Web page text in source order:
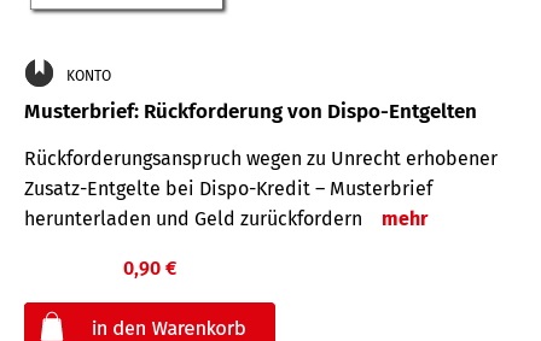
KONTO
Musterbrief: Rückforderung von Dispo-Entgelten
Rückforderungsanspruch wegen zu Unrecht erhobener
Zusatz-Entgelte bei Dispo-Kredit – Musterbrief
herunterladen und Geld zurückfordern
mehr
0,90 €